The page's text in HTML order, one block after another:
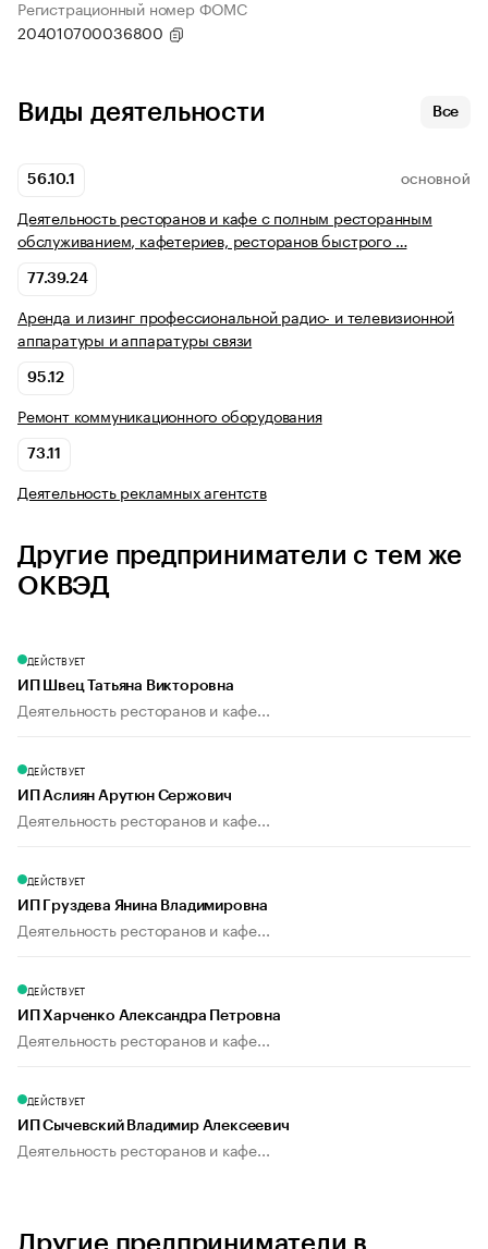
Регистрационный номер ФОМС
204010700036800
Виды деятельности Все
56.10.1 ОСНОВНОЙ
Деятельность ресторанов и кафе с полным ресторанным
обслуживанием, кафетериев, ресторанов быстрого …
77.39.24
Аренда и лизинг профессиональной радио- и телевизионной
аппаратуры и аппаратуры связи
95.12
Ремонт коммуникационного оборудования
73.11
Деятельность рекламных агентств
Другие предприниматели с тем же
ОКВЭД
ДЕЙСТВУЕТ
ИП Швец Татьяна Викторовна
Деятельность ресторанов и кафе...
ДЕЙСТВУЕТ
ИП Аслиян Арутюн Сержович
Деятельность ресторанов и кафе...
ДЕЙСТВУЕТ
ИП Груздева Янина Владимировна
Деятельность ресторанов и кафе...
ДЕЙСТВУЕТ
ИП Харченко Александра Петровна
Деятельность ресторанов и кафе...
ДЕЙСТВУЕТ
ИП Сычевский Владимир Алексеевич
Деятельность ресторанов и кафе...